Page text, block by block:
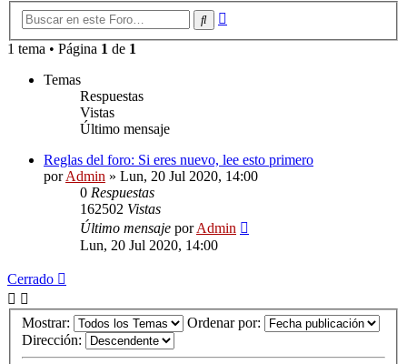
Buscar
1 tema • Página 1 de 1
Temas
Respuestas
Vistas
Último mensaje
Reglas del foro: Si eres nuevo, lee esto primero
porAdmin » Lun, 20 Jul 2020, 14:00
0 Respuestas
162502 Vistas
Último mensaje porAdmin
Lun, 20 Jul 2020, 14:00
Cerrado
Mostrar:
Ordenar por:
Dirección: